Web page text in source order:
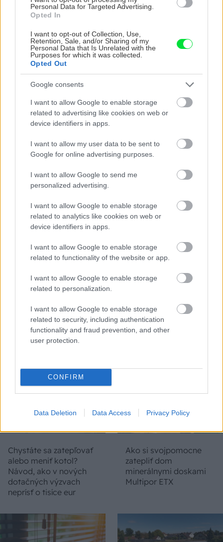
Personal Data for Targeted Advertising.
Opted In
I want to opt-out of Collection, Use,
Retention, Sale, and/or Sharing of my
Personal Data that Is Unrelated with the
Purposes for which it was collected.
Opted Out
Google consents
I want to allow Google to enable storage
related to advertising like cookies on web or
device identifiers in apps.
I want to allow my user data to be sent to
Google for online advertising purposes.
I want to allow Google to send me
personalized advertising.
I want to allow Google to enable storage
related to analytics like cookies on web or
device identifiers in apps.
I want to allow Google to enable storage
related to functionality of the website or app.
I want to allow Google to enable storage
related to personalization.
I want to allow Google to enable storage
related to security, including authentication
functionality and fraud prevention, and other
user protection.
CONFIRM
Data Deletion Data Access Privacy Policy
Na Morave prerobila
starú chalupu na
nepoznanie: Keď
že nie ste v Toskánsku
S motorovou pílou sa
dokáže aj podpísať.
montovaný domček v
duchu tradícií
Temné stránky chalúp:
skrytých chýb, ktoré
vás môžu nepríjemne
Žena, búracie kladivo a
vôňa dreva: Takáto
premena zrubu z roku
DOM
Chystáte sa zatepľovať
alebo meniť kotol?
Návod, ako v nových
dotačných výzvach
neprísť o tisíce eur
Ako si svojpomocne
zatepliť dom
minerálnymi doskami
Multipor ETX